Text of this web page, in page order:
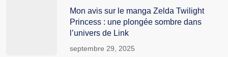
Mon avis sur le manga Zelda Twilight
Princess : une plongée sombre dans
l’univers de Link
septembre 29, 2025